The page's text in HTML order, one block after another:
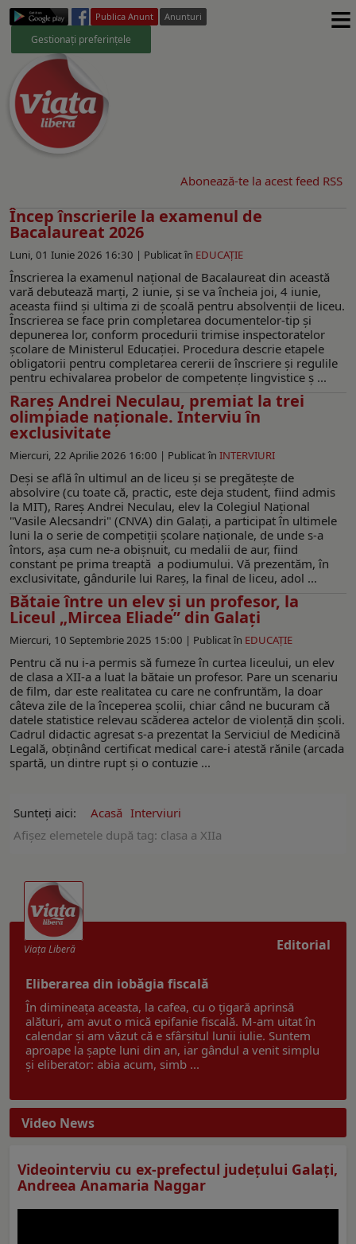
Publica Anunt Anunturi
Gestionați preferințele ≡
Abonează-te la acest feed RSS
Încep înscrierile la examenul de
Bacalaureat 2026
Luni, 01 Iunie 2026 16:30 | Publicat în EDUCAŢIE
Înscrierea la examenul național de Bacalaureat din această
vară debutează marți, 2 iunie, și se va încheia joi, 4 iunie,
aceasta fiind și ultima zi de școală pentru absolvenții de liceu.
Înscrierea se face prin completarea documentelor-tip și
depunerea lor, conform procedurii trimise inspectoratelor
școlare de Ministerul Educației. Procedura descrie etapele
obligatorii pentru completarea cererii de înscriere și regulile
pentru echivalarea probelor de competențe lingvistice ș ...
Rareș Andrei Neculau, premiat la trei
olimpiade naționale. Interviu în
exclusivitate
Miercuri, 22 Aprilie 2026 16:00 | Publicat în INTERVIURI
Deși se află în ultimul an de liceu și se pregătește de
absolvire (cu toate că, practic, este deja student, fiind admis
la MIT), Rareș Andrei Neculau, elev la Colegiul Naţional
"Vasile Alecsandri" (CNVA) din Galați, a participat în ultimele
luni la o serie de competiții școlare naționale, de unde s-a
întors, așa cum ne-a obișnuit, cu medalii de aur, fiind
constant pe prima treaptă a podiumului. Vă prezentăm, în
exclusivitate, gândurile lui Rareș, la final de liceu, adol ...
Bătaie între un elev și un profesor, la
Liceul „Mircea Eliade” din Galați
Miercuri, 10 Septembrie 2025 15:00 | Publicat în EDUCAŢIE
Pentru că nu i-a permis să fumeze în curtea liceului, un elev
de clasa a XII-a a luat la bătaie un profesor. Pare un scenariu
de film, dar este realitatea cu care ne confruntăm, la doar
câteva zile de la începerea şcolii, chiar când ne bucuram că
datele statistice relevau scăderea actelor de violenţă din şcoli.
Cadrul didactic agresat s-a prezentat la Serviciul de Medicină
Legală, obţinând certificat medical care-i atestă rănile (arcada
spartă, un dintre rupt şi o contuzie ...
Sunteți aici: Acasă Interviuri
Afişez elemetele după tag: clasa a XIIa
Editorial
Viaţa Liberă
Eliberarea din iobăgia fiscală
În dimineața aceasta, la cafea, cu o țigară aprinsă
alături, am avut o mică epifanie fiscală. M-am uitat în
calendar și am văzut că e sfârșitul lunii iulie. Suntem
aproape la șapte luni din an, iar gândul a venit simplu
și eliberator: abia acum, simb ...
Video News
Videointerviu cu ex-prefectul judeţului Galaţi,
Andreea Anamaria Naggar